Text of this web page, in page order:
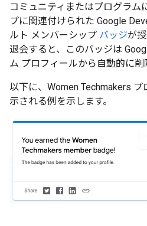
コミュニティまたはプログラム
プに関連付けられた Google
ルト メンバーシップ バッジが
退会すると、このバッジは
ム プロフィールから自動的に削
以下に、Women Techmakers
示される例を示します。